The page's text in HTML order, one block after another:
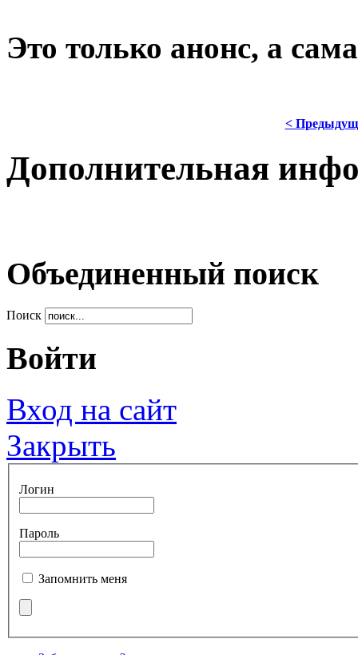
Это только анонс, а
<
Дополнительная
Объединенный поиск
Поиск
Войти
Вход на сайт
Закрыть
Логин
Пароль
Запомнить меня